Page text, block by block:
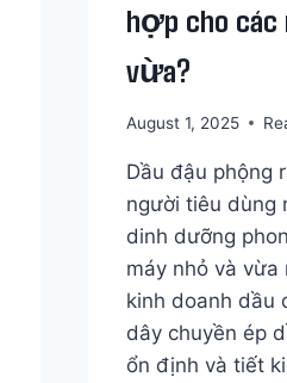
hợp cho các
vừa?
August 1, 2025
Dầu đậu phộng
người tiêu dùng
dinh dưỡng
máy nhỏ và vừa
kinh doanh dầu
dây chuyền ép
ổn định và tiết